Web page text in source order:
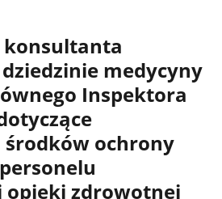
konsultanta
medycyny
Inspektora
ochrony
opieki zdrowotnej